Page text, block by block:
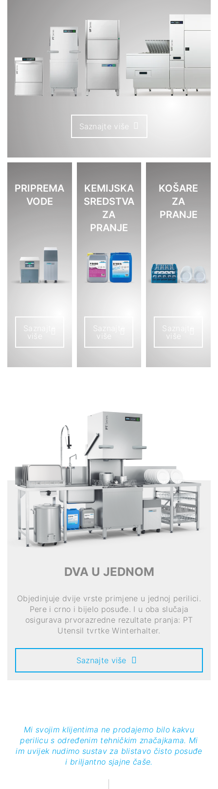
Saznajte više
PRIPREMA
VODE
Saznajte
više
KEMIJSKA
SREDSTVA
ZA
PRANJE
Saznajte
više
KOŠARE
ZA
PRANJE
Saznajte
više
DVA U JEDNOM
Objedinjuje dvije vrste primjene u jednoj perilici.
Pere i crno i bijelo posuđe. I u oba slučaja
osigurava prvorazredne rezultate pranja: PT
Utensil tvrtke Winterhalter.
Saznajte više
Mi svojim klijentima ne prodajemo bilo kakvu
perilicu s određenim tehničkim značajkama. Mi
im uvijek nudimo sustav za blistavo čisto posuđe
i briljantno sjajne čaše.